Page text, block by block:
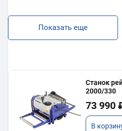
Показать еще
Станок
2000/330
73 990
В